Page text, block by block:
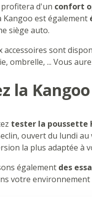
d'un confort
Kangoo est également
siège auto.
accessoires sont
ombrelle, ... Vous
la
tester la poussette
ouvert du lundi
la plus adaptée à
également des
votre